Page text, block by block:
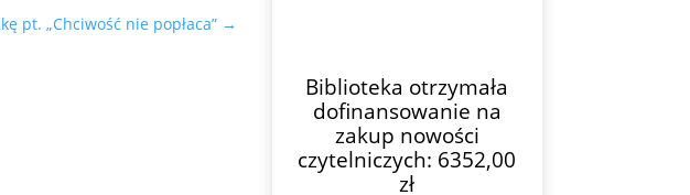
pt. „Chciwość nie popłaca”→
Biblioteka otrzymała
dofinansowanie na
zakup nowości
czytelniczych: 6352,00
zł